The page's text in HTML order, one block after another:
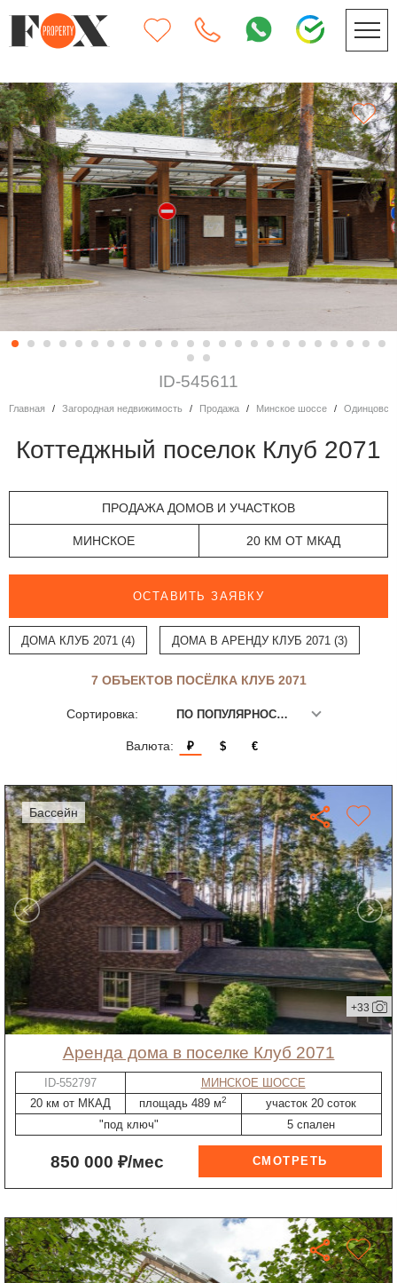
ID-545611
Главная Загородная недвижимость Продажа Минское шоссе
Коттеджный поселок Клуб 2071
ПРОДАЖА ДОМОВ И УЧАСТКОВ
МИНСКОЕ 20 КМ ОТ МКАД
ОСТАВИТЬ ЗАЯВКУ
ДОМА КЛУБ 2071 (4) ДОМА В АРЕНДУ КЛУБ 2071 (3)
7 ОБЪЕКТОВ ПОСЁЛКА КЛУБ 2071
Сортировка: ПО ПОПУЛЯРНОСТИ
Валюта: ₽ $ €
бассейн
+33
Аренда дома в поселке Клуб 2071
ID-552797
МИНСКОЕ ШОССЕ
20 км от МКАД
площадь 489 м2
участок 20 соток
"под ключ"
5 спален
850 000 ₽/мес